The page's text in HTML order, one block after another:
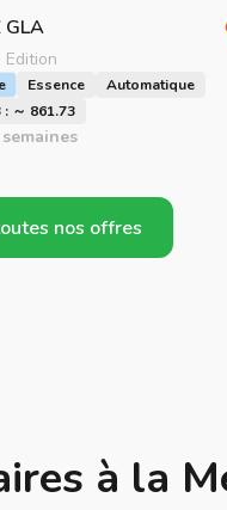
GLA
Edition
Essence
Automatique
: ～ 861.73
nos offres
à la